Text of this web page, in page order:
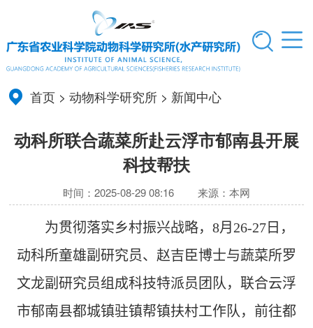
首页 >动物科学研究所 > 新闻中心
动科所联合蔬菜所赴云浮市郁南县开展
科技帮扶
时间：2025-08-29 08:16 来源：本网
为贯彻落实乡村振兴战略， 8月 26-27日，
动科所童雄副研究员、赵吉臣博士与蔬菜所罗
文龙副研究员组成科技特派员团队，联合云浮
市郁南县都城镇驻镇帮镇扶村工作队，前往都